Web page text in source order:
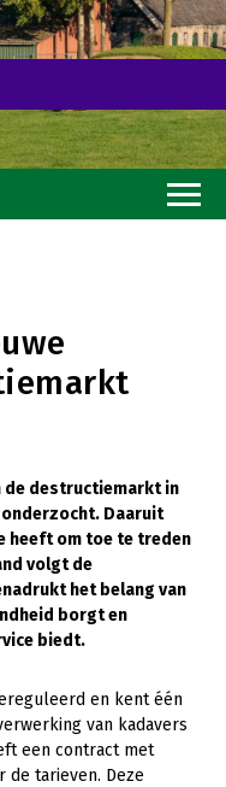
de destructiemarkt in
onderzocht. Daaruit
heeft om toe te treden
volgt de
het belang van
borgt en
biedt.
en kent één
van kadavers
een contract met
de tarieven. Deze